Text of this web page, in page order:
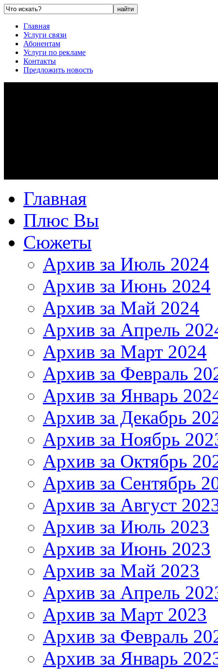
Главная
Услуги связи
Абонентам
Услуги по рекламе
Контакты
Предложить новость
Главная
Плюс Вы
Сюжеты
Архив за Июль 2024
Архив за Июнь 2024
Архив за Май 2024
Архив за Апрель
Архив за Март 2024
Архив за Февраль
Архив за Январь
Архив за Декабрь
Архив за Ноябрь
Архив за Октябрь
Архив за Сентябрь
Архив за Август
Архив за Июль 2023
Архив за Июнь 2023
Архив за Май 2023
Архив за Апрель
Архив за Март 2023
Архив за Февраль
Архив за Январь